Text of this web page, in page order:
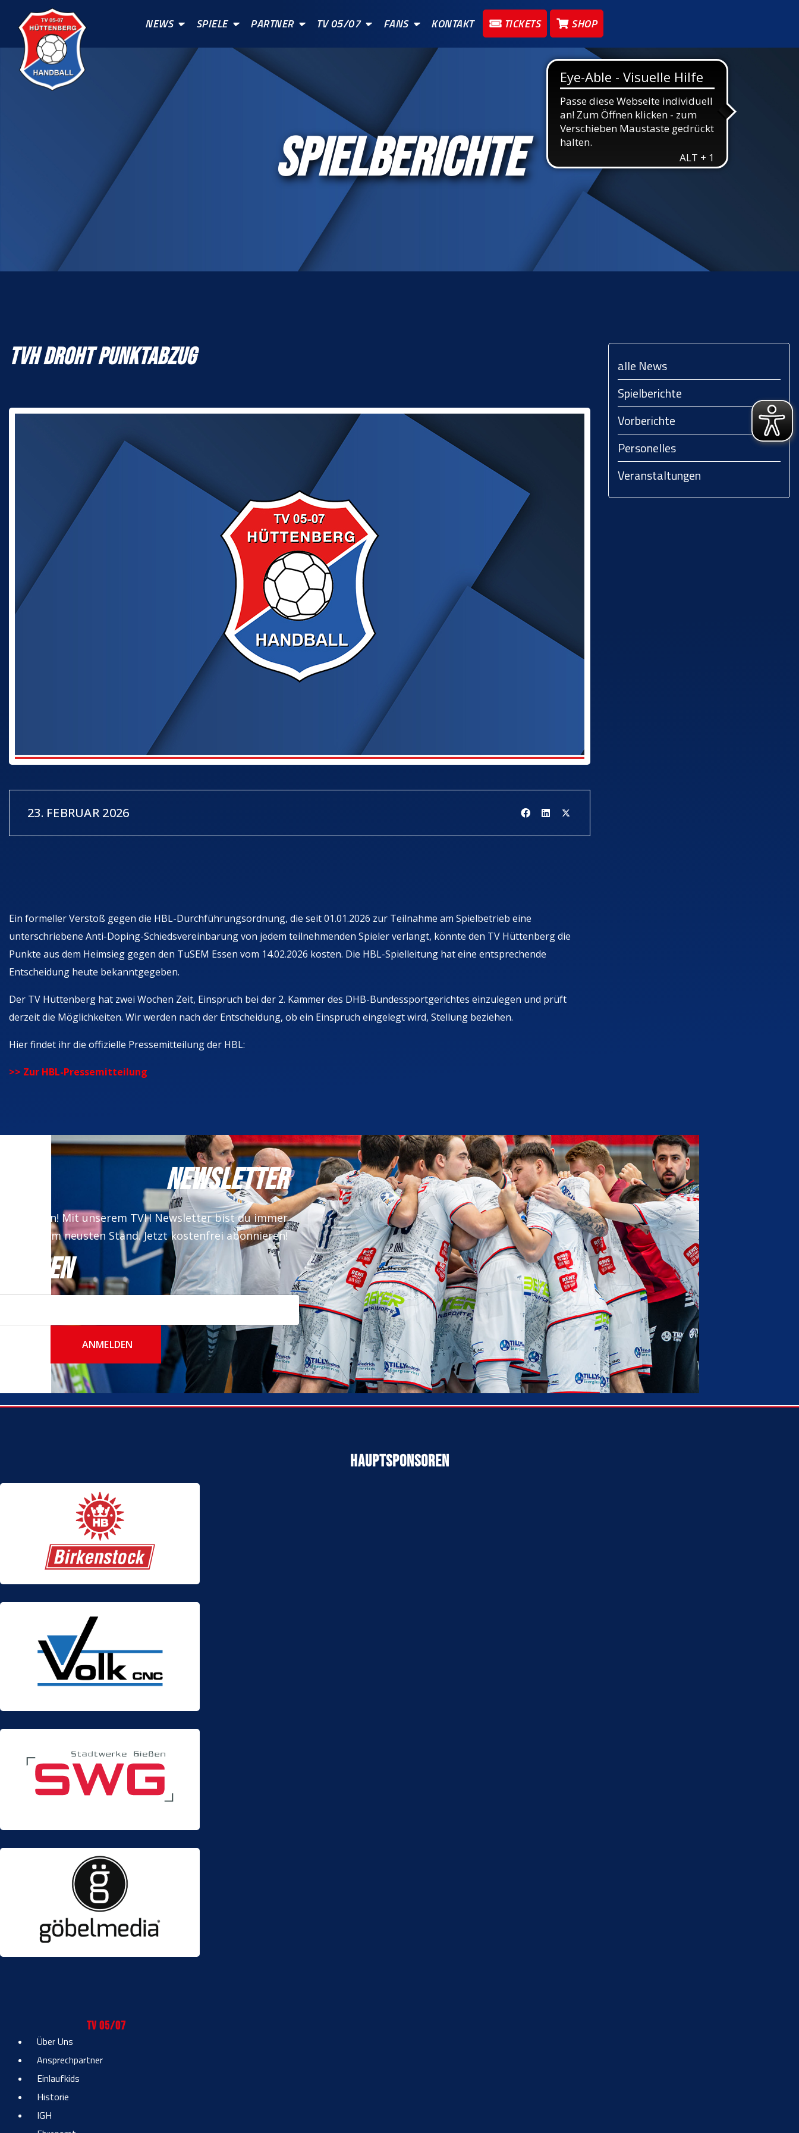
NEWS SPIELE PARTNER TV 05/07 FANS KONTAKT TICKETS SHOP
SPIELBERICHTE
TVH DROHT PUNKTABZUG
23. FEBRUAR 2026
Ein formeller Verstoß gegen die HBL-Durchführungsordnung, die seit 01.01.2026 zur Teilnahme am Spielbetrieb eine
unterschriebene Anti-Doping-Schiedsvereinbarung von jedem teilnehmenden Spieler verlangt, könnte den TV Hüttenberg die
Punkte aus dem Heimsieg gegen den TuSEM Essen vom 14.02.2026 kosten. Die HBL-Spielleitung hat eine entsprechende
Entscheidung heute bekanntgegeben.
Der TV Hüttenberg hat zwei Wochen Zeit, Einspruch bei der 2. Kammer des DHB-Bundessportgerichtes einzulegen und prüft
derzeit die Möglichkeiten. Wir werden nach der Entscheidung, ob ein Einspruch eingelegt wird, Stellung beziehen.
Hier findet ihr die offizielle Pressemitteilung der HBL:
>> Zur HBL-Pressemitteilung
NEWSLETTER
verpassen! Mit unserem TVH Newsletter bist du immer
auf dem neusten Stand. Jetzt kostenfrei abonnieren!
ANMELDEN
alle News
Spielberichte
Vorberichte
Personelles
Veranstaltungen
Hauptsponsoren
TV 05/07
Über Uns
Ansprechpartner
Einlaufkids
Historie
IGH